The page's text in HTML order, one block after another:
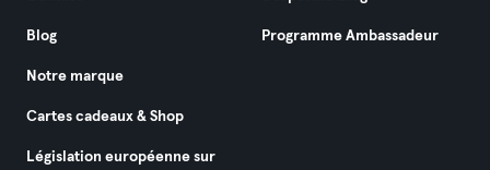
Blog
Notre marque
Cartes cadeaux & Shop
Législation européenne sur
Programme Ambassadeur